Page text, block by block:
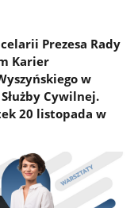
Prezesa Rady
Karier
w
Cywilnej.
20 listopada w